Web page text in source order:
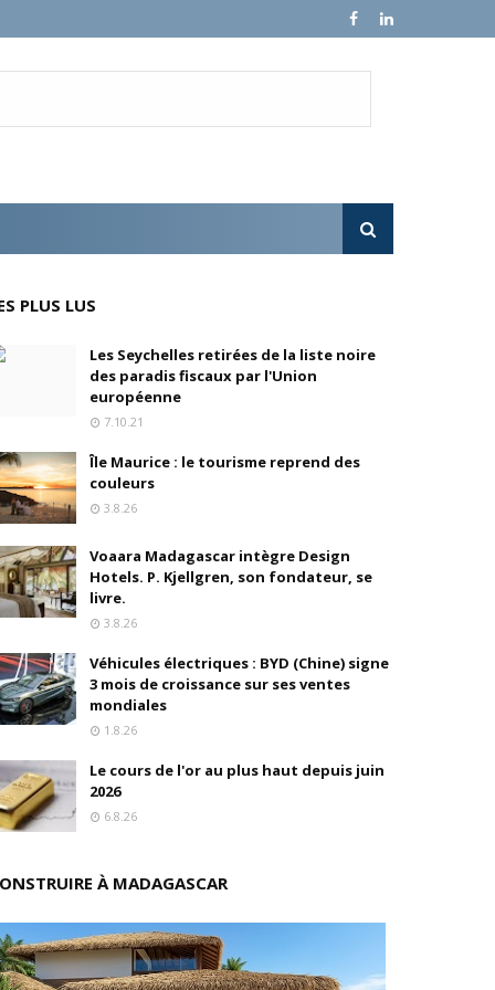
sur ses ventes mondiales
de FedEx Supply Chain
(Universal, Canal+) et de Banijay
pions
fonds
PLUS LUS
Les Seychelles retirées de la liste noire
des paradis fiscaux par l'Union
européenne
7.10.21
Île Maurice : le tourisme reprend des
couleurs
3.8.26
Voaara Madagascar intègre Design
Hotels. P. Kjellgren, son fondateur, se
livre.
3.8.26
Véhicules électriques : BYD (Chine) signe
3 mois de croissance sur ses ventes
mondiales
1.8.26
Le cours de l'or au plus haut depuis juin
2026
6.8.26
À MADAGASCAR